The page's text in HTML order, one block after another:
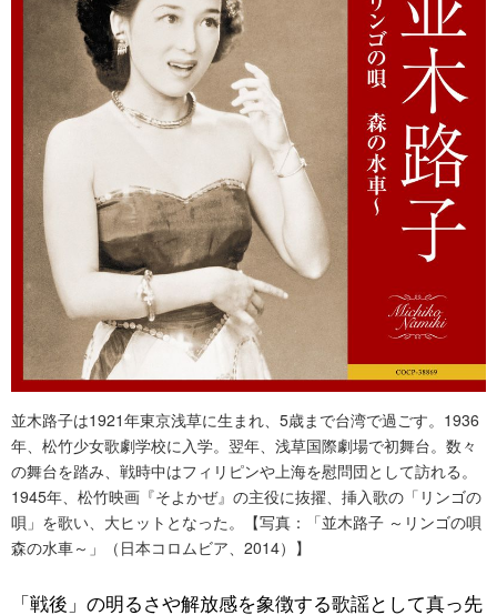
並木路子は1921年東京浅草に生まれ、5歳まで台湾で過ごす。1936
年、松竹少女歌劇学校に入学。翌年、浅草国際劇場で初舞台。数々
の舞台を踏み、戦時中はフィリピンや上海を慰問団として訪れる。
1945年、松竹映画『そよかぜ』の主役に抜擢、挿入歌の「リンゴの
唄」を歌い、大ヒットとなった。【写真：「並木路子 ～リンゴの唄
森の水車～」（日本コロムビア、2014）】
「戦後」の明るさや解放感を象徴する歌謡として真っ先